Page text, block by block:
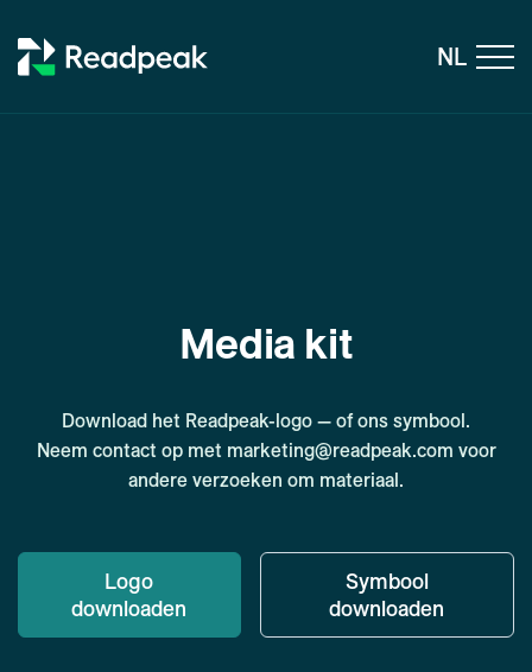
NL
Media kit
Download het Readpeak-logo — of ons symbool.
Neem contact op met marketing@readpeak.com voor
andere verzoeken om materiaal.
Logo
downloaden
Symbool
downloaden